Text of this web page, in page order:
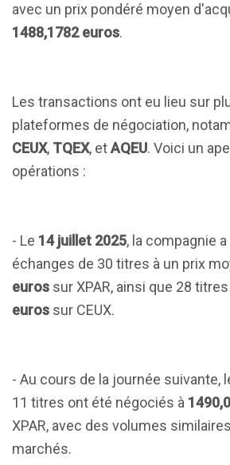
avec un prix pondéré moyen
1488,1782 euros.
Les transactions ont eu lieu sur
plateformes de négociation,
CEUX, TQEX, etAQEU. Voici un
opérations :
- Le 14 juillet 2025, la compagnie
échanges de 30 titres à un prix
euros sur XPAR, ainsi que 28 titres
euros sur CEUX.
- Au cours de la journée suivante,
11 titres ont été négociés à
XPAR, avec des volumes
marchés.